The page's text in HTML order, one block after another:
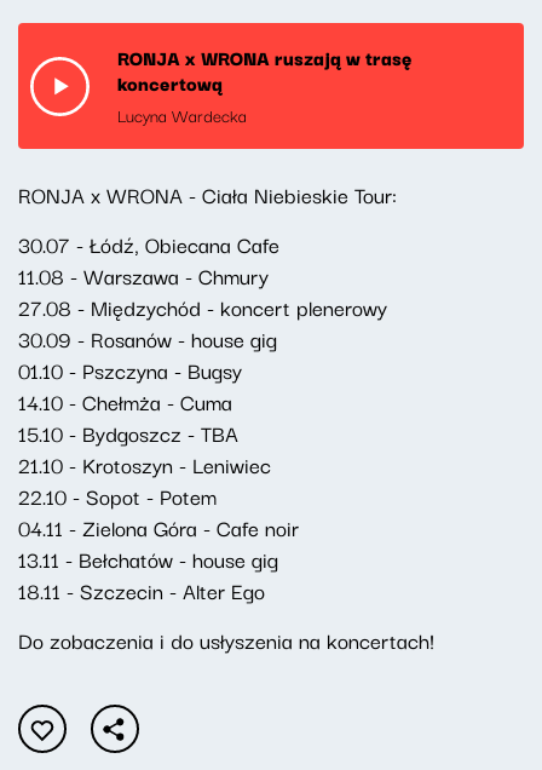
RONJA x WRONA ruszają w trasę
koncertową
Lucyna Wardecka
RONJA x WRONA - Ciała Niebieskie Tour:
30.07 - Łódź, Obiecana Cafe
11.08 - Warszawa - Chmury
27.08 - Międzychód - koncert plenerowy
30.09 - Rosanów - house gig
01.10 - Pszczyna - Bugsy
14.10 - Chełmża - Cuma
15.10 - Bydgoszcz - TBA
21.10 - Krotoszyn - Leniwiec
22.10 - Sopot - Potem
04.11 - Zielona Góra - Cafe noir
13.11 - Bełchatów - house gig
18.11 - Szczecin - Alter Ego
Do zobaczenia i do usłyszenia na koncertach!